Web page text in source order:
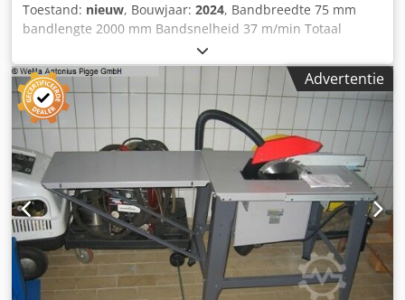
Toestand: nieuw, Bouwjaar: 2024, Bandbreedte 75 mm
bandlengte 2000 mm Bandsnelheid 37 m/min Totaal
benodigd vermogen 3 kW Machinegewicht ca. 0,084 t
Benodigde ruimte ca. 1x0,5x1 m Nieuwe machine Dcsdpfx
Aajvcrnaonek
Advertentie